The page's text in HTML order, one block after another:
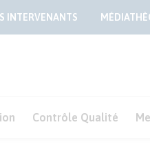
INTERVENANTS
Contrôle Qualité